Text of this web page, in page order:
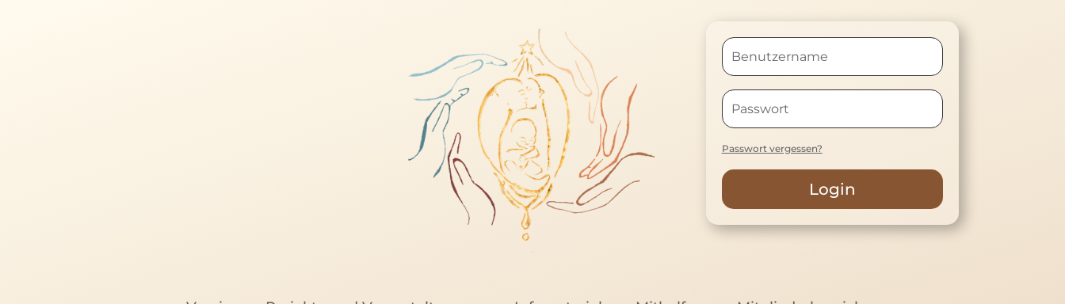
Passwort vergessen?
Login